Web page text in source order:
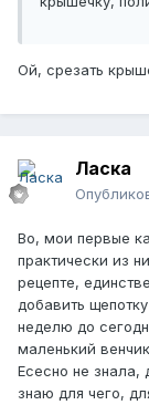
Ой, срезать
Ласка
Во, мои первые
практически из
рецепте,
добавить
неделю до
маленький
Есесно не знала,
знаю для чего,